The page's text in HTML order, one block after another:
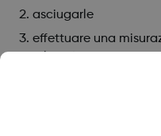
asciugarle
effettuare una